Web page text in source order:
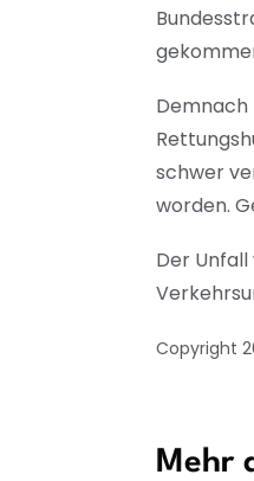
Demnach
schwer
worden.
Der
Copyright
Mehr